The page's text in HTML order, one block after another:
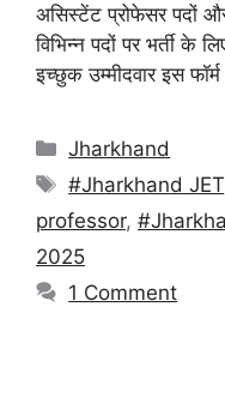
असिस्टेंट प्रोफेसर पदों
विभिन्न पदों पर भर्ती के
इच्छुक उम्मीदवार इस
Categories
Jharkhand
Tags
#Jharkhand JET
professor,
2025
1 Comment